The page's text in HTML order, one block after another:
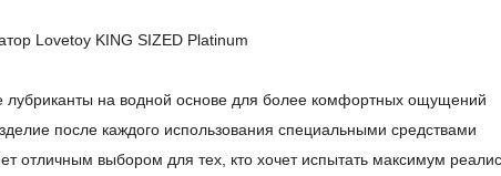
Lovetoy KING SIZED Platinum
лубриканты на водной основе для более комфортных ощущений
после каждого использования специальными средствами
отличным выбором для тех, кто хочет испытать максимум